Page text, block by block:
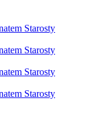
Starosty
Starosty
Starosty
Starosty